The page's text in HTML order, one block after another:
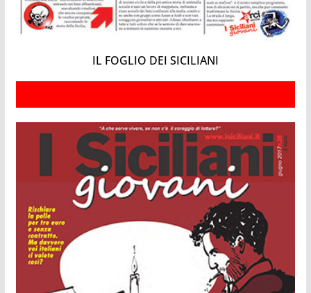
IL FOGLIO DEI SICILIANI